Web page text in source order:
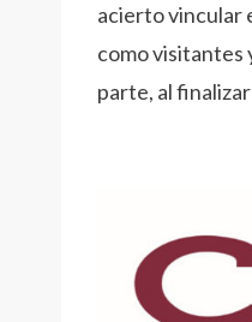
acierto vincular
como visitantes
parte, al